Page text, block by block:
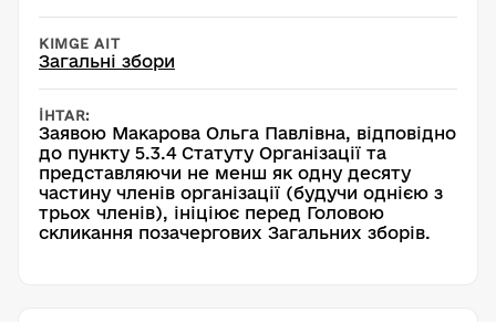
KIMGE AIT
Загальні збори
İHTAR:
Заявою Макарова Ольга Павлівна, відповідно
до пункту 5.3.4 Статуту Організації та
представляючи не менш як одну десяту
частину членів організації (будучи однією з
трьох членів), ініціює перед Головою
скликання позачергових Загальних зборів.